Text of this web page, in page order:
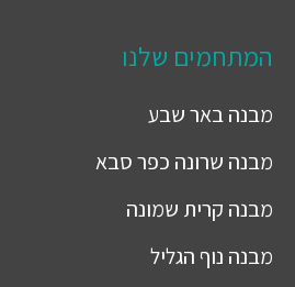
המתחמים שלנו
מבנהבאר שבע
מבנה שרונה כפר סבא
מבנה קרית שמונה
מבנה נוף הגליל